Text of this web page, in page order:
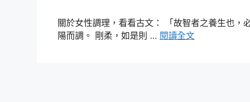
關於女性調理，看看古文： 「故智者之養生也
陽而調。 剛柔，如是則 … 閱讀全文